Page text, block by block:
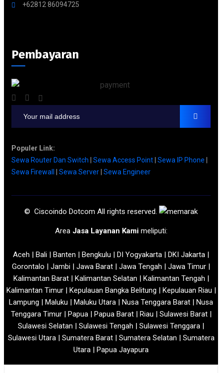
+62812 86094725
Pembayaran
Populer Link:
Sewa Router Dan Switch | Sewa Access Point| Sewa IP Phone |
Sewa Firewall | Sewa Server| Sewa Engineer
© Ciscoindo Dotcom All rights reserved.
Area Jasa Layanan Kamimeliputi:
Aceh | Bali | Banten | Bengkulu | DI Yogyakarta | DKI Jakarta |
Gorontalo | Jambi | Jawa Barat | Jawa Tengah | Jawa Timur |
Kalimantan Barat | Kalimantan Selatan | Kalimantan Tengah |
Kalimantan Timur | Kepulauan Bangka Belitung | Kepulauan Riau |
Lampung | Maluku | Maluku Utara | Nusa Tenggara Barat | Nusa
Tenggara Timur | Papua | Papua Barat | Riau | Sulawesi Barat |
Sulawesi Selatan | Sulawesi Tengah | Sulawesi Tenggara |
Sulawesi Utara | Sumatera Barat | Sumatera Selatan | Sumatera
Utara | Papua Jayapura